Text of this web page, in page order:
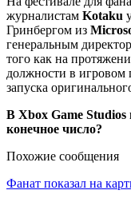
журналистам Kotaku
Гринбергом из
генеральным
того как на
должности в игровом
запуска
В Xbox Game Studios
конечное число?
Похожие сообщения
Фанат показал на